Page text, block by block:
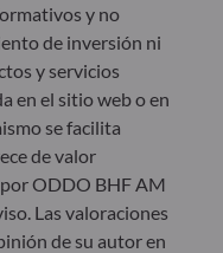
y no
de inversión ni
y servicios
en el sitio web o en
se facilita
de valor
ODDO BHF AM
Las valoraciones
de su autor en